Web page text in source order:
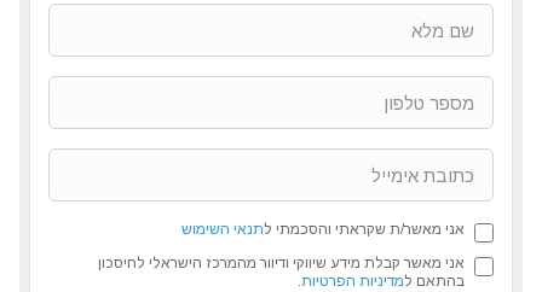
אני מאשר/ת שקראתי והסכמתי לתנאי השימוש
אני מאשר קבלת מידע שיווקי ודיוור מהמרכז הישראלי לחיסכון
בהתאם למדיניות הפרטיות.